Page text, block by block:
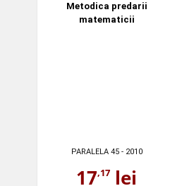
Metodica predarii
matematicii
PARALELA 45- 2010
17,17 lei